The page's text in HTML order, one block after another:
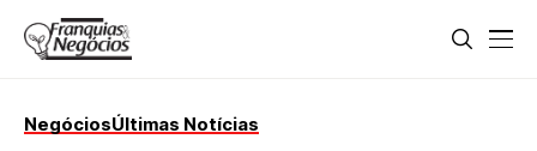
NegóciosÚltimas Notícias